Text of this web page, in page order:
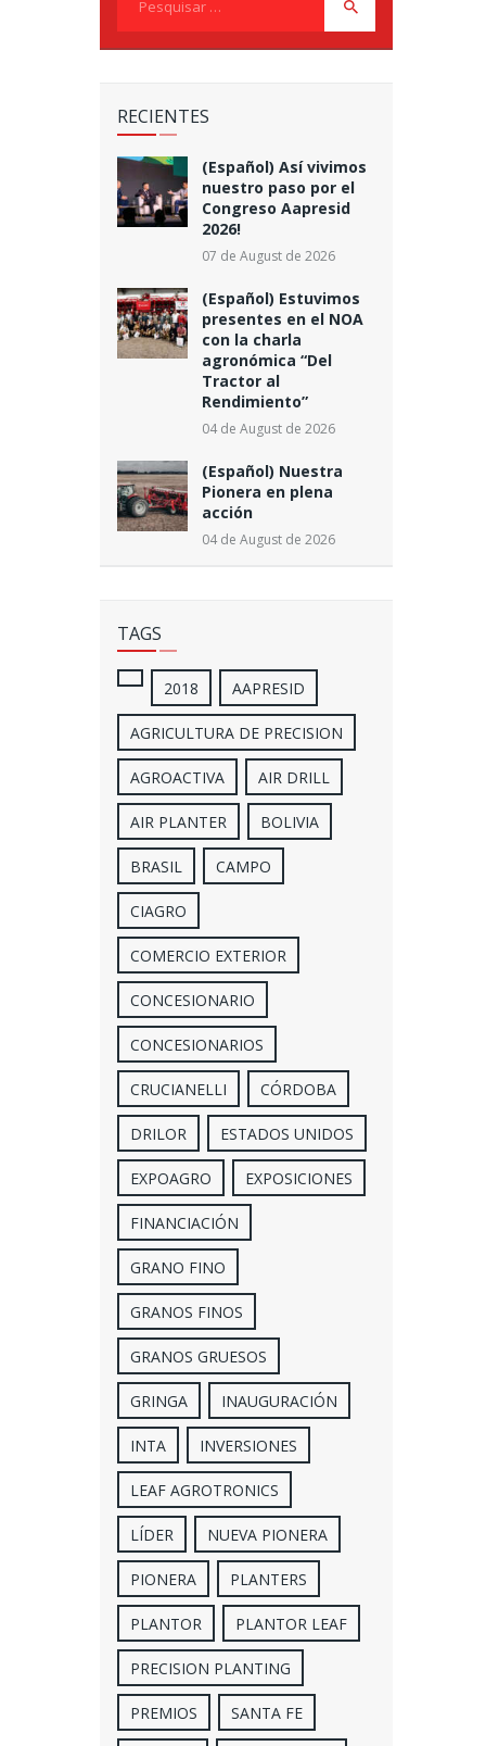
RECIENTES
(Español) Así vivimos
nuestro paso por el
Congreso Aapresid
2026!
07 de August de 2026
(Español) Estuvimos
presentes en el NOA
con la charla
agronómica “Del
Tractor al
Rendimiento”
04 de August de 2026
(Español) Nuestra
Pionera en plena
acción
04 de August de 2026
TAGS
2018 AAPRESID
AGRICULTURA DE PRECISION
AGROACTIVA AIR DRILL
AIR PLANTER BOLIVIA
BRASIL CAMPO
CIAGRO
COMERCIO EXTERIOR
CONCESIONARIO
CONCESIONARIOS
CRUCIANELLI CÓRDOBA
DRILOR ESTADOS UNIDOS
EXPOAGRO EXPOSICIONES
FINANCIACIÓN
GRANO FINO
GRANOS FINOS
GRANOS GRUESOS
GRINGA INAUGURACIÓN
INTA INVERSIONES
LEAF AGROTRONICS
LÍDER NUEVA PIONERA
PIONERA PLANTERS
PLANTOR PLANTOR LEAF
PRECISION PLANTING
PREMIOS SANTA FE